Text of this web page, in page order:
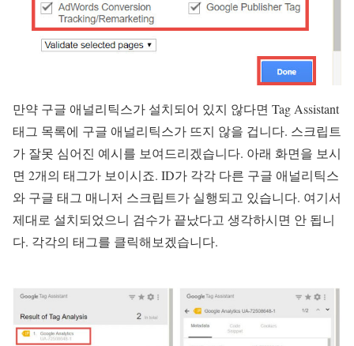
만약 구글 애널리틱스가 설치되어 있지 않다면 Tag Assistant
태그 목록에 구글 애널리틱스가 뜨지 않을 겁니다. 스크립트
가 잘못 심어진 예시를 보여드리겠습니다. 아래 화면을 보시
면 2개의 태그가 보이시죠. ID가 각각 다른 구글 애널리틱스
와 구글 태그 매니저 스크립트가 실행되고 있습니다. 여기서
제대로 설치되었으니 검수가 끝났다고 생각하시면 안 됩니
다. 각각의 태그를 클릭해보겠습니다.